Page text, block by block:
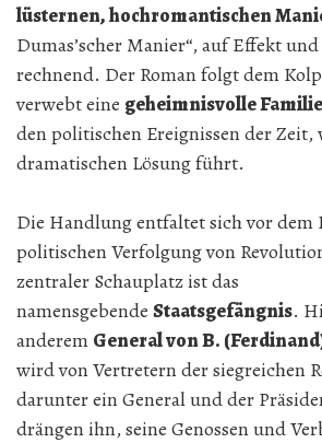
lüsternen, hochromantischen
Dumas’scher Manier“, auf Effekt
rechnend. Der Roman folgt dem
verwebt eine geheimnisvolle
den politischen Ereignissen der Zeit,
dramatischen Lösung führt.
Die Handlung entfaltet sich vor
politischen Verfolgung von
zentraler Schauplatz ist das
namensgebende Staatsgefängnis.
anderem General von B.
wird von Vertretern der siegreichen
darunter ein General und der
drängen ihn, seine Genossen und